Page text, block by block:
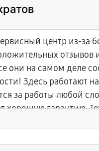
центр из-за
отзывов
они на самом деле
Здесь работают
за работы любой
хорошую гарантию.